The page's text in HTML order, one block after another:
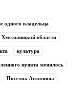
одного владельца
области
культура
пункта менялось
Поселок Антонины